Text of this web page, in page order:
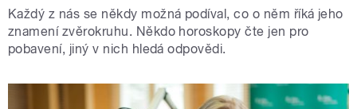
Každý z nás se někdy možná podíval, co o něm říká jeho
znamení zvěrokruhu. Někdo horoskopy čte jen pro
pobavení, jiný v nich hledá odpovědi.